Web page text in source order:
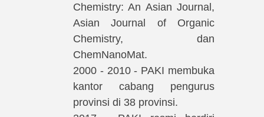
Chemistry: An Asian Journal,
Asian Journal of Organic
Chemistry, dan
ChemNanoMat.
2000 - 2010 - PAKI membuka
kantor cabang pengurus
provinsi di 38 provinsi.